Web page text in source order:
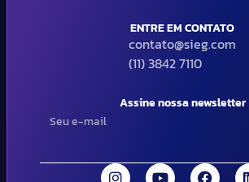
ENTRE EM CONTATO
contato@sieg.com
(11) 3842 7110
Assine nossa newsletter